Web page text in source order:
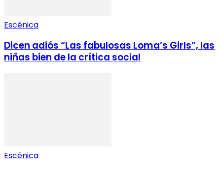
Escénica
Dicen adiós “Las fabulosas Loma’s Girls”, las
niñas bien de la crítica social
Escénica